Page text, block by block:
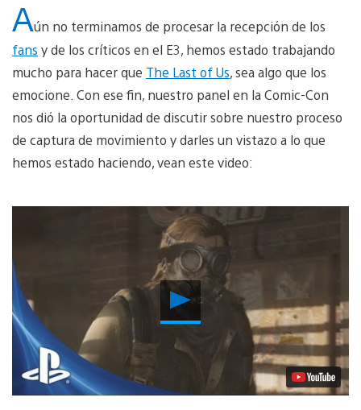
Aún no terminamos de procesar la recepción de los
fans y de los críticos en el E3, hemos estado trabajando
mucho para hacer que The Last of Us, sea algo que los
emocione. Con ese fin, nuestro panel en la Comic-Con
nos dió la oportunidad de discutir sobre nuestro proceso
de captura de movimiento y darles un vistazo a lo que
hemos estado haciendo, vean este video:
Reproducir